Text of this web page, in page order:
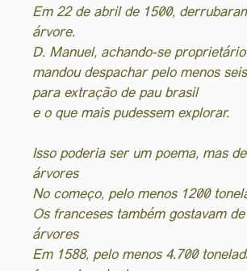
Em 22 de abril de 1500,
árvore.
D. Manuel, achando-se
mandou despachar pelo menos
para extração de pau brasil
e o que mais pudessem explorar.
Isso poderia ser um poema, mas
árvores
No começo, pelo menos 1200
Os franceses também gostavam
árvores
Em 1588, pelo menos 4.700